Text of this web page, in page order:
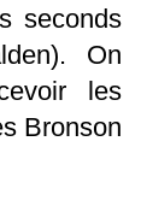
seconds
On
les
Bronson